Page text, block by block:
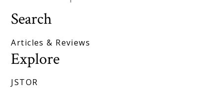
Search
Articles & Reviews
Explore
JSTOR